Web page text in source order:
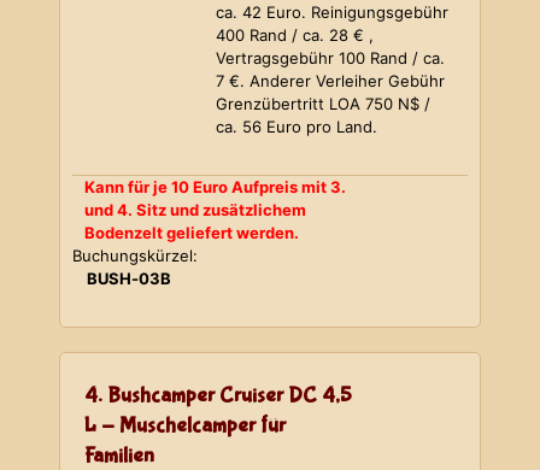
ca. 42 Euro. Reinigungsgebühr
400 Rand / ca. 28 € ,
Vertragsgebühr 100 Rand / ca.
7 €. Anderer Verleiher Gebühr
Grenzübertritt LOA 750 N$ /
ca. 56 Euro pro Land.
Kann für je 10 Euro Aufpreis mit 3.
und 4. Sitz und zusätzlichem
Bodenzelt geliefert werden.
Buchungskürzel:
BUSH-03B
4. Bushcamper Cruiser DC 4,5
L - Muschelcamper für
Familien